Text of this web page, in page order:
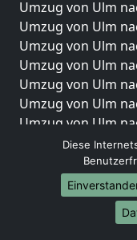
Umzug von Ulm
Umzug von Ulm
Umzug von Ulm
Umzug von Ulm
Umzug von Ulm
Umzug von Ulm
Umzug von Ulm
Umzug von Ulm
Umzug von Ulm
Umzug von Ulm
Umzug von Ulm
Umzug von Ulm
Diese